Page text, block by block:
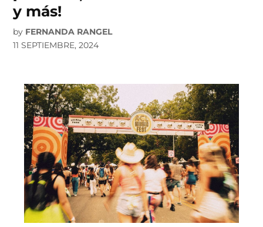
y más!
by FERNANDA RANGEL
11 SEPTIEMBRE, 2024